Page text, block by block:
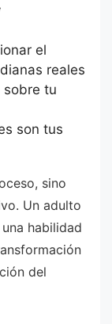
el
reales
sobre tu
son tus
sino
Un adulto
habilidad
del